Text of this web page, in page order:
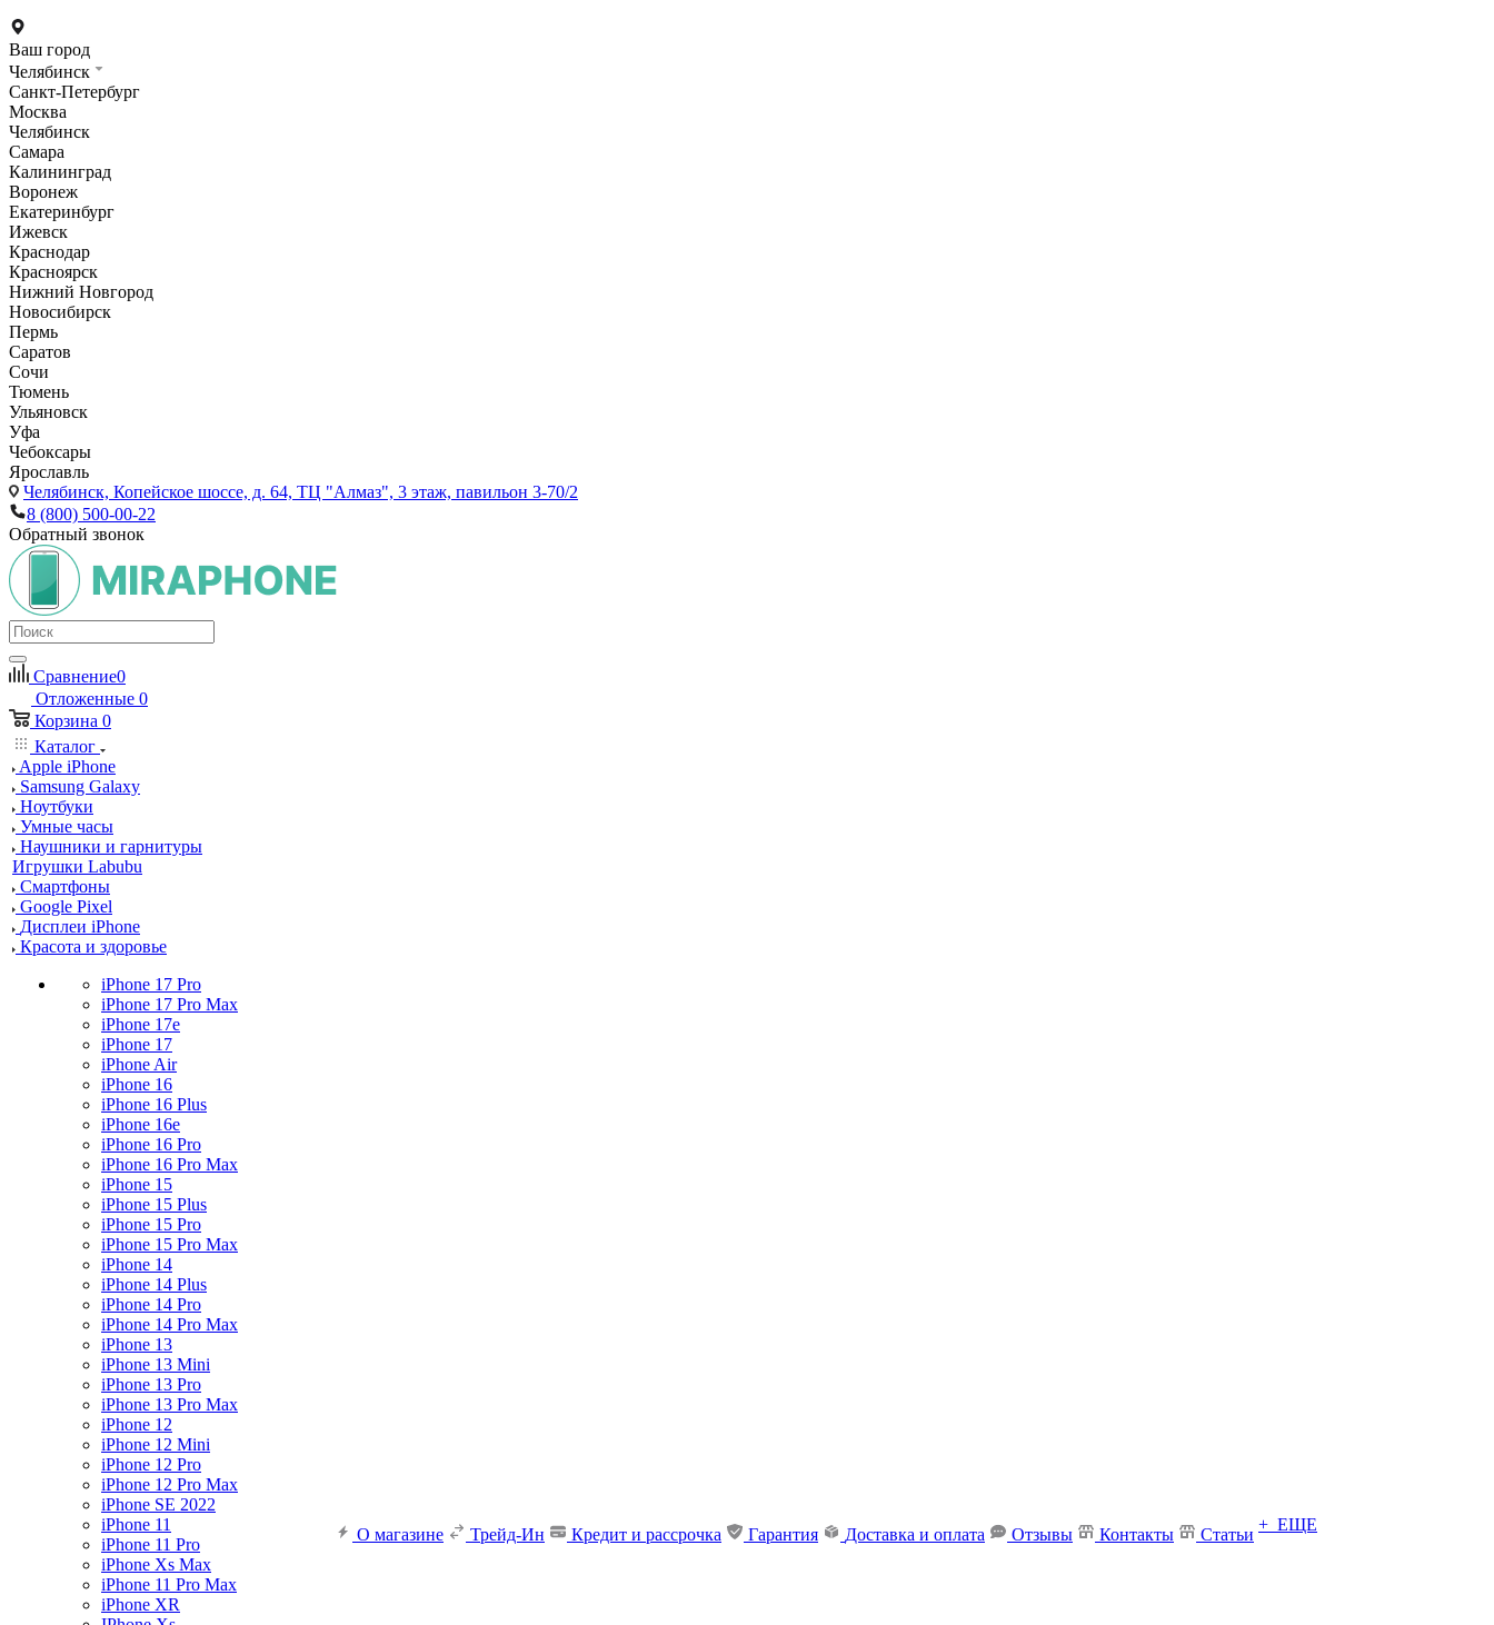
Ваш город
Челябинск
Санкт-Петербург
Москва
Челябинск
Самара
Калининград
Воронеж
Екатеринбург
Ижевск
Краснодар
Красноярск
Нижний Новгород
Новосибирск
Пермь
Саратов
Сочи
Тюмень
Ульяновск
Уфа
Чебоксары
Ярославль
Челябинск, Копейское шоссе, д. 64, ТЦ "Алмаз", 3 этаж, павильон 3-70/2
8 (800) 500-00-22
Обратный звонок
Сравнение0
Отложенные 0
Корзина 0
Каталог
Apple iPhone
Samsung Galaxy
Ноутбуки
Умные часы
Наушники и гарнитуры
Игрушки Labubu
Смартфоны
Google Pixel
Дисплеи iPhone
Красота и здоровье
iPhone 17 Pro
iPhone 17 Pro Max
iPhone 17e
iPhone 17
iPhone Air
iPhone 16
iPhone 16 Plus
iPhone 16e
iPhone 16 Pro
iPhone 16 Pro Max
iPhone 15
iPhone 15 Plus
iPhone 15 Pro
iPhone 15 Pro Max
iPhone 14
iPhone 14 Plus
iPhone 14 Pro
iPhone 14 Pro Max
iPhone 13
iPhone 13 Mini
iPhone 13 Pro
iPhone 13 Pro Max
iPhone 12
iPhone 12 Mini
iPhone 12 Pro
iPhone 12 Pro Max
iPhone SE 2022
iPhone 11
iPhone 11 Pro
iPhone Xs Max
iPhone 11 Pro Max
iPhone XR
О магазине Трейд-Ин Кредит и рассрочка Гарантия Доставка и оплата Отзывы Контакты Статьи
+ ЕЩЕ